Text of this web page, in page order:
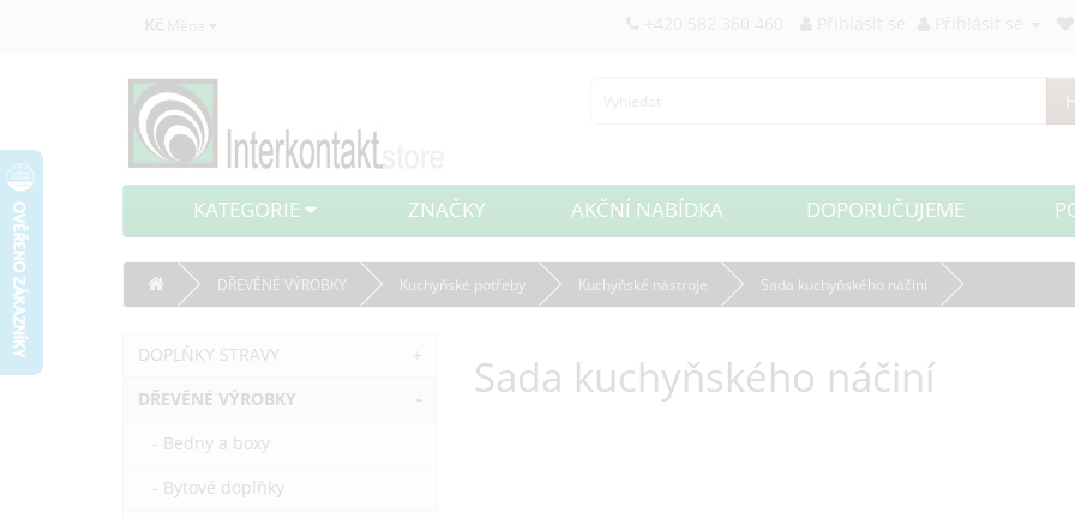
Kč Měna +420 582 360 460 Přihlásit se Přihlásit se
KATEGORIE ZNAČKY AKČNÍ NABÍDKA DOPORUČUJEME
DŘEVĚNÉ VÝROBKY Kuchyňské potřeby Kuchyňské nástroje Sada kuchyňského náčiní
DOPLŇKY STRAVY
+
DŘEVĚNÉ VÝROBKY
-
- Bedny a boxy
- Bytové doplňky
Sada kuchyňského náčiní